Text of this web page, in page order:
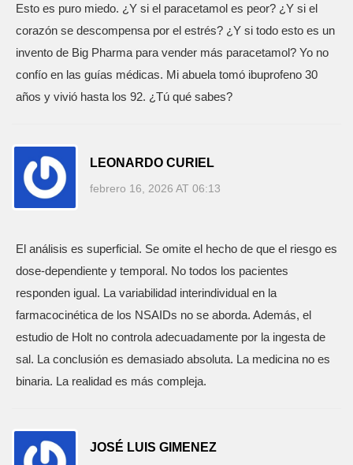
Esto es puro miedo. ¿Y si el paracetamol es peor? ¿Y si el
corazón se descompensa por el estrés? ¿Y si todo esto es un
invento de Big Pharma para vender más paracetamol? Yo no
confío en las guías médicas. Mi abuela tomó ibuprofeno 30
años y vivió hasta los 92. ¿Tú qué sabes?
LEONARDO CURIEL
febrero 16, 2026 AT 06:13
El análisis es superficial. Se omite el hecho de que el riesgo es
dose-dependiente y temporal. No todos los pacientes
responden igual. La variabilidad interindividual en la
farmacocinética de los NSAIDs no se aborda. Además, el
estudio de Holt no controla adecuadamente por la ingesta de
sal. La conclusión es demasiado absoluta. La medicina no es
binaria. La realidad es más compleja.
JOSÉ LUIS GIMENEZ